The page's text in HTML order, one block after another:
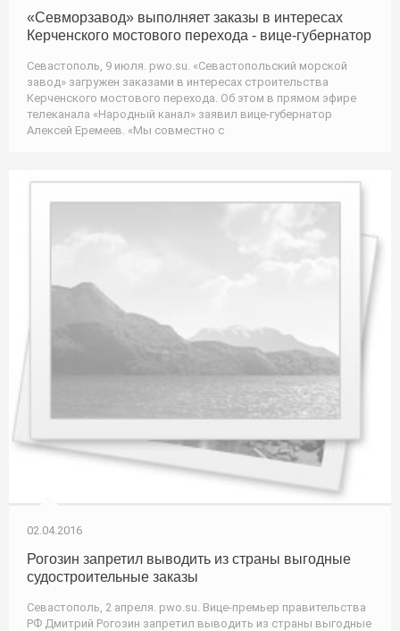
«Севморзавод» выполняет заказы в интересах
Керченского мостового перехода - вице-губернатор
Севастополь, 9 июля. pwo.su. «Севастопольский морской
завод» загружен заказами в интересах строительства
Керченского мостового перехода. Об этом в прямом эфире
телеканала «Народный канал» заявил вице-губернатор
Алексей Еремеев. «Мы совместно с
02.04.2016
Рогозин запретил выводить из страны выгодные
судостроительные заказы
Севастополь, 2 апреля. pwo.su. Вице-премьер правительства
РФ Дмитрий Рогозин запретил выводить из страны выгодные